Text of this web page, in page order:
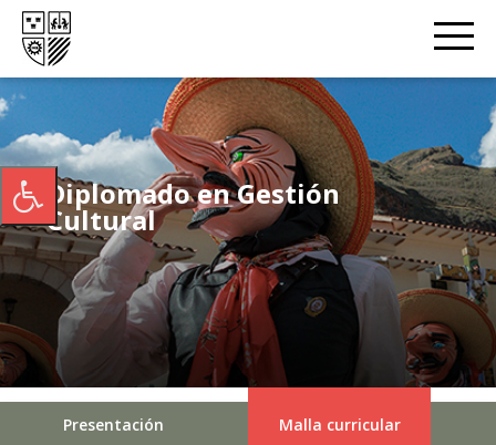
Diplomado en Gestión
Cultural
Presentación Malla curricular